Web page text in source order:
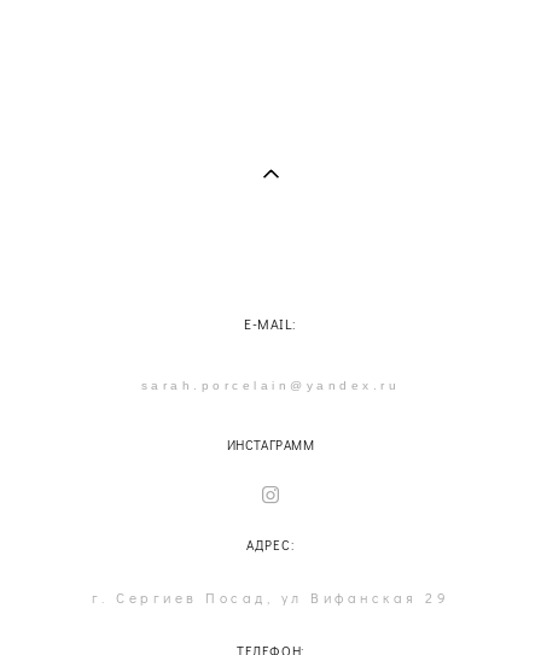
E-MAIL:
sarah.porcelain@yandex.ru
ИНСТАГРАММ
АДРЕС:
г. Сергиев Посад, ул Вифанская 29
ТЕЛЕФОН: